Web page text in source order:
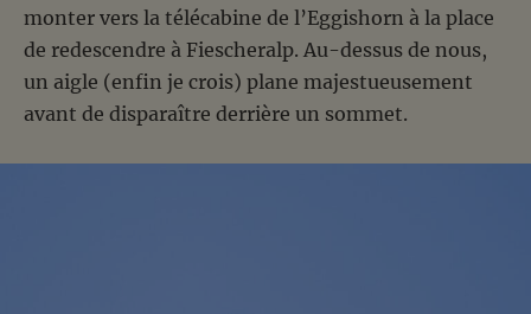
monter vers la télécabine de l’Eggishorn à la place
de redescendre à Fiescheralp. Au-dessus de nous,
un aigle (enfin je crois) plane majestueusement
avant de disparaître derrière un sommet.